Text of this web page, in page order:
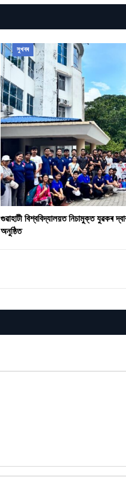
সুখবৰ
গুৱাহাটী বিশ্ববিদ্যালয়ত নিচামুক্ত যুৱকৰ
অনুষ্ঠিত